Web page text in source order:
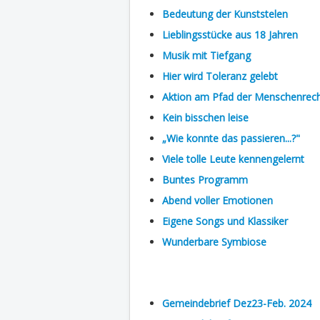
Bedeutung der Kunststelen
Lieblingsstücke aus 18 Jahren
Musik mit Tiefgang
Hier wird Toleranz gelebt
Aktion am Pfad der
Kein bisschen leise
„Wie konnte das passieren...?"
Viele tolle Leute kennengelernt
Buntes Programm
Abend voller Emotionen
Eigene Songs und Klassiker
Wunderbare Symbiose
Gemeindebrief Dez23-Feb. 2024